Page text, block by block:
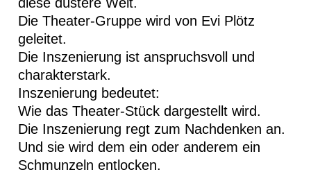
Die Theater-Gruppe wird von Evi Plötz
geleitet.
Die Inszenierung ist anspruchsvoll und
charakterstark.
Inszenierung bedeutet:
Wie das Theater-Stück dargestellt wird.
Die Inszenierung regt zum Nachdenken an.
Und sie wird dem ein oder anderem ein
Schmunzeln entlocken.